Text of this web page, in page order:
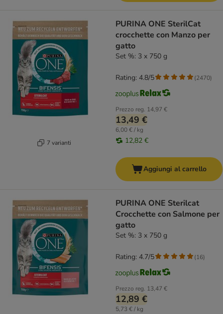
7 varianti
PURINA ONE SterilCat
crocchette con Manzo per
gatto
Set %: 3 x 750 g
Prezzo reg. 14,97 €
13,49 €
6,00 € / kg
12,82 €
Rating: 4.8/5 (2470)
Aggiungi al carrello
PURINA ONE Sterilcat
Crocchette con Salmone per
gatto
Set %: 3 x 750 g
Prezzo reg. 13,47 €
12,89 €
5,73 € / kg
Rating: 4.7/5 (16)